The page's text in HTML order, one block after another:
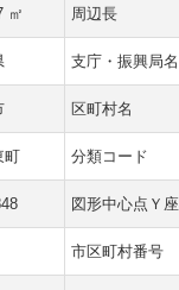
㎡ 周辺長
支庁・振興局名
区町村名
町 分類コード
図形中心点Ｙ
市区町村番号